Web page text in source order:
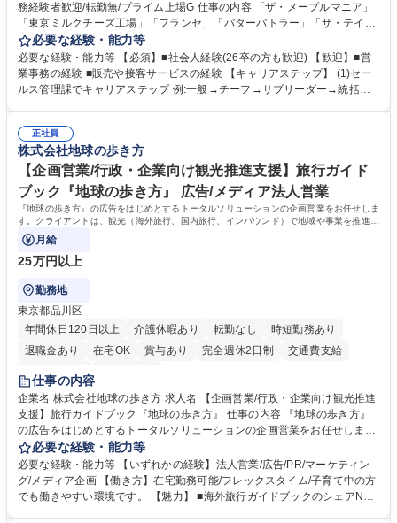
務経験者歓迎/転勤無/プライム上場G 仕事の内容 「ザ・メープルマニア」
「東京ミルクチーズ工場」「フランセ」「バターバトラー」「ザ・テイラ
ー」「DROOLY」等のブランドを多数展開する当社にて、オリジナル菓子
ブランド商品の事務業務をお任せいたします。 【具体的な業務内容】 ■店
舗からの発注受付/PC入力業務 ■受電対応(社内/社外) ■商品のマスター登
録 ■日々の売上抽出・報告 ■提携企業への書類送付業務 ■契約書管理業務
必要な経験・能力等
必要な経験・能力等 【必須】■社会人経験(26卒の方も歓迎) 【歓迎】■営
業事務の経験 ■販売や接客サービスの経験 【キャリアステップ】 (1)セー
ルス管理課でキャリアステップ 例:一般→チーフ→サブリーダー→統括リ
や個別面談を通してご自身のキャリアと向き合っていただき、会社として
もバックアップしていきます。 学歴・資格 学歴：大学院 大学 高専 短大
専修学校 高校 語学力： 資格：
正社員
株式会社地球の歩き方
【企画営業/行政・企業向け観光推進支援】旅行ガイド
ブック『地球の歩き方』 広告/メディア法人営業
『地球の歩き方』の広告をはじめとするトータルソリューションの企画営業をお任せしま
す。クライアントは、観光（海外旅行、国内旅行、インバウンド）で地域や事業を推進し
たい国内外の行政や企業です。
月給
25万円以上
勤務地
東京都品川区
年間休日120日以上
介護休暇あり 転勤なし
時短勤務あり
退職金あり
在宅OK 賞与あり 完全週休2日制
交通費支給
駅近5分以内
仕事の内容
企業名 株式会社地球の歩き方 求人名 【企画営業/行政・企業向け観光推進
支援】旅行ガイドブック『地球の歩き方』 仕事の内容 『地球の歩き方』
の広告をはじめとするトータルソリューションの企画営業をお任せしま
す。クライアントは、観光（海外旅行、国内旅行、インバウンド）で地域
や事業を推進したい国内外の行政や企業です。 【業務詳細】■『地球の歩
き方』は海外旅行ガイドブックのNo.1ブランドであり、国内旅行において
も牽引しております。観光推進支援においても、業界を牽引する意欲的な
必要な経験・能力等
必要な経験・能力等 【いずれかの経験】法人営業/広告/PR/マーケティン
グ/メディア企画 【働き方】在宅勤務可能/フレックスタイム/子育て中の方
でも働きやすい環境です。 【魅力】 ■海外旅行ガイドブックのシェアNo.1